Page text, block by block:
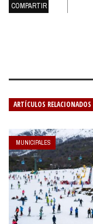
COMPARTIR
ARTÍCULOS RELACIONADOS
MUNICIPALES